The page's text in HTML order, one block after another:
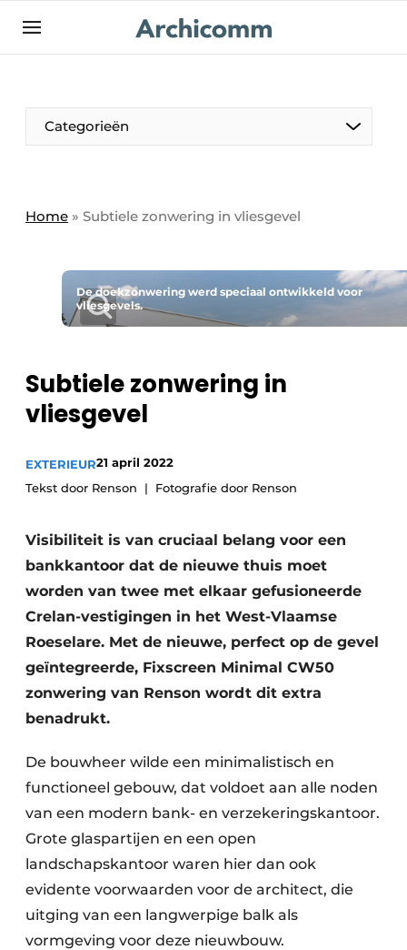
NL be-FR
Categorieën
Home » Subtiele zonwering in vliesgevel
De doekzonwering werd speciaal ontwikkeld voor
vliesgevels.
Subtiele zonwering in
vliesgevel
EXTERIEUR21 april 2022
Tekst door Renson
Fotografie door Renson
Visibiliteit is van cruciaal belang voor een
bankkantoor dat de nieuwe thuis moet
worden van twee met elkaar gefusioneerde
Crelan-vestigingen in het West-Vlaamse
Roeselare. Met de nieuwe, perfect op de gevel
geïntegreerde, Fixscreen Minimal CW50
zonwering van Renson wordt dit extra
benadrukt.
De bouwheer wilde een minimalistisch en
functioneel gebouw, dat voldoet aan alle noden
van een modern bank- en verzekeringskantoor.
Grote glaspartijen en een open
landschapskantoor waren hier dan ook
evidente voorwaarden voor de architect, die
uitging van een langwerpige balk als
vormgeving voor deze nieuwbouw.